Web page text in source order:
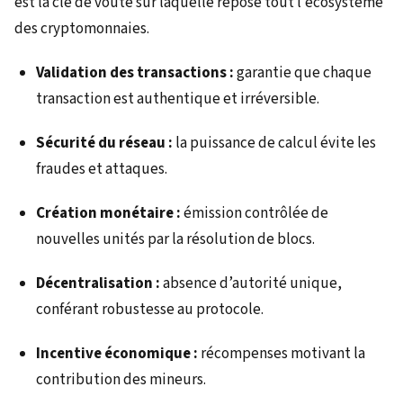
des cryptomonnaies.
Validation des transactions :garantie que chaque
transaction est authentique et irréversible.
Sécurité du réseau : la puissance de calcul évite les
fraudes et attaques.
Création monétaire :émission contrôlée de
nouvelles unités par la résolution de blocs.
Décentralisation :absence d’autorité unique,
conférant robustesse au protocole.
Incentive économique : récompenses motivant la
contribution des mineurs.